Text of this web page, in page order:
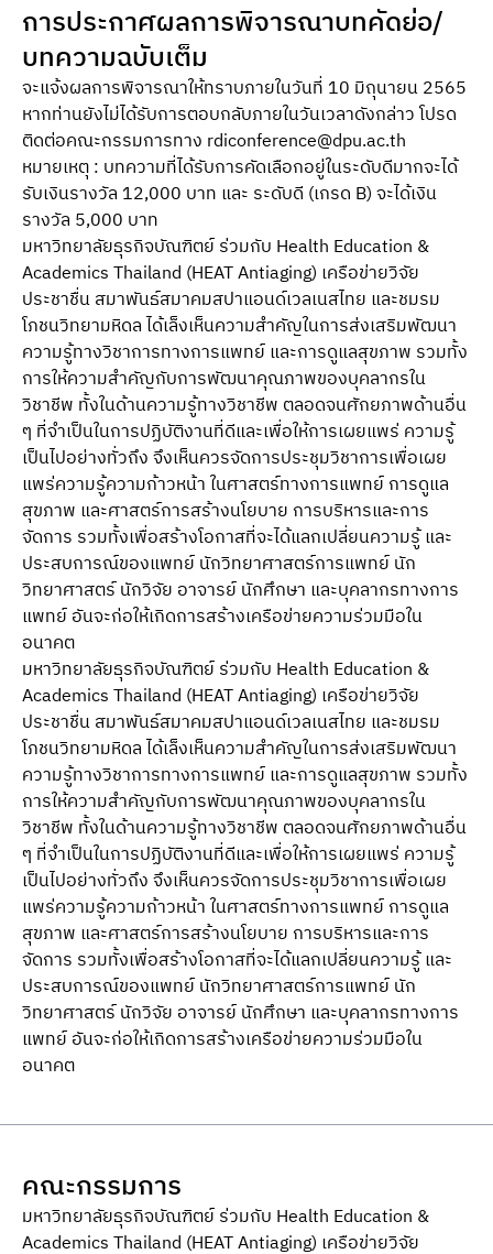
การประกาศผลการพิจารณาบทคัดย่อ/
บทความฉบับเต็ม
จะแจ้งผลการพิจารณาให้ทราบภายในวันที่ 10 มิถุนายน 2565
หากท่านยังไม่ได้รับการตอบกลับภายในวันเวลาดังกล่าว โปรด
ติดต่อคณะกรรมการทาง rdiconference@dpu.ac.th
หมายเหตุ : บทความที่ได้รับการคัดเลือกอยู่ในระดับดีมากจะได้
รับเงินรางวัล 12,000 บาท และ ระดับดี (เกรด B) จะได้เงิน
รางวัล 5,000 บาท
มหาวิทยาลัยธุรกิจบัณฑิตย์ ร่วมกับ Health Education &
Academics Thailand (HEAT Antiaging) เครือข่ายวิจัย
ประชาชื่น สมาพันธ์สมาคมสปาแอนด์เวลเนสไทย และชมรม
โภชนวิทยามหิดล ได้เล็งเห็นความสําคัญในการส่งเสริมพัฒนา
ความรู้ทางวิชาการทางการแพทย์ และการดูแลสุขภาพ รวมทั้ง
การให้ความสําคัญกับการพัฒนาคุณภาพของบุคลากรใน
วิชาชีพ ทั้งในด้านความรู้ทางวิชาชีพ ตลอดจนศักยภาพด้านอื่น
ๆ ที่จําเป็นในการปฏิบัติงานที่ดีและเพื่อให้การเผยแพร่ ความรู้
เป็นไปอย่างทั่วถึง จึงเห็นควรจัดการประชุมวิชาการเพื่อเผย
แพร่ความรู้ความก้าวหน้า ในศาสตร์ทางการแพทย์ การดูแล
สุขภาพ และศาสตร์การสร้างนโยบาย การบริหารและการ
จัดการ รวมทั้งเพื่อสร้างโอกาสที่จะได้แลกเปลี่ยนความรู้ และ
ประสบการณ์ของแพทย์ นักวิทยาศาสตร์การแพทย์ นัก
วิทยาศาสตร์ นักวิจัย อาจารย์ นักศึกษา และบุคลากรทางการ
แพทย์ อันจะก่อให้เกิดการสร้างเครือข่ายความร่วมมือใน
อนาคต
มหาวิทยาลัยธุรกิจบัณฑิตย์ ร่วมกับ Health Education &
Academics Thailand (HEAT Antiaging) เครือข่ายวิจัย
ประชาชื่น สมาพันธ์สมาคมสปาแอนด์เวลเนสไทย และชมรม
โภชนวิทยามหิดล ได้เล็งเห็นความสําคัญในการส่งเสริมพัฒนา
ความรู้ทางวิชาการทางการแพทย์ และการดูแลสุขภาพ รวมทั้ง
การให้ความสําคัญกับการพัฒนาคุณภาพของบุคลากรใน
วิชาชีพ ทั้งในด้านความรู้ทางวิชาชีพ ตลอดจนศักยภาพด้านอื่น
ๆ ที่จําเป็นในการปฏิบัติงานที่ดีและเพื่อให้การเผยแพร่ ความรู้
เป็นไปอย่างทั่วถึง จึงเห็นควรจัดการประชุมวิชาการเพื่อเผย
แพร่ความรู้ความก้าวหน้า ในศาสตร์ทางการแพทย์ การดูแล
สุขภาพ และศาสตร์การสร้างนโยบาย การบริหารและการ
จัดการ รวมทั้งเพื่อสร้างโอกาสที่จะได้แลกเปลี่ยนความรู้ และ
ประสบการณ์ของแพทย์ นักวิทยาศาสตร์การแพทย์ นัก
วิทยาศาสตร์ นักวิจัย อาจารย์ นักศึกษา และบุคลากรทางการ
แพทย์ อันจะก่อให้เกิดการสร้างเครือข่ายความร่วมมือใน
อนาคต
คณะกรรมการ
มหาวิทยาลัยธุรกิจบัณฑิตย์ ร่วมกับ Health Education &
Academics Thailand (HEAT Antiaging) เครือข่ายวิจัย